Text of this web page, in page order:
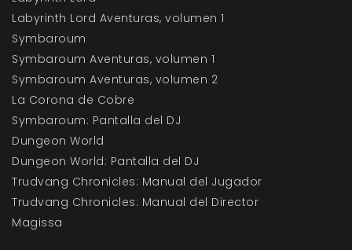
Labyrinth Lord Aventuras, volumen 1
Symbaroum
Symbaroum Aventuras, volumen 1
Symbaroum Aventuras, volumen 2
La Corona de Cobre
Symbaroum: Pantalla del DJ
Dungeon World
Dungeon World: Pantalla del DJ
Trudvang Chronicles: Manual del Jugador
Trudvang Chronicles: Manual del Director
Magissa